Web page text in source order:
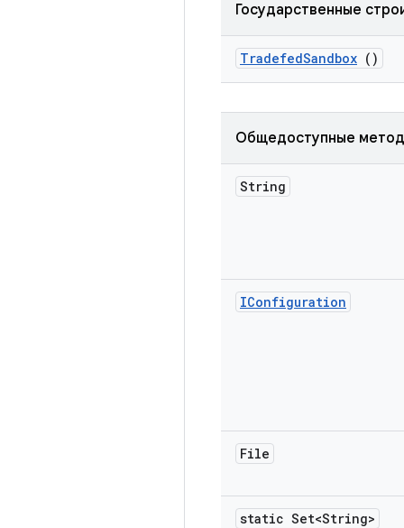
Государственные
TradefedSandbox ()
Общедоступные
String
IConfiguration
File
static Set<String>